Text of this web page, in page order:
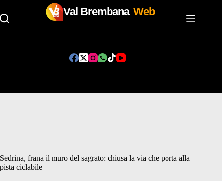
Val Brembana Web
Sedrina, frana il muro del sagrato: chiusa la via che porta alla
pista ciclabile